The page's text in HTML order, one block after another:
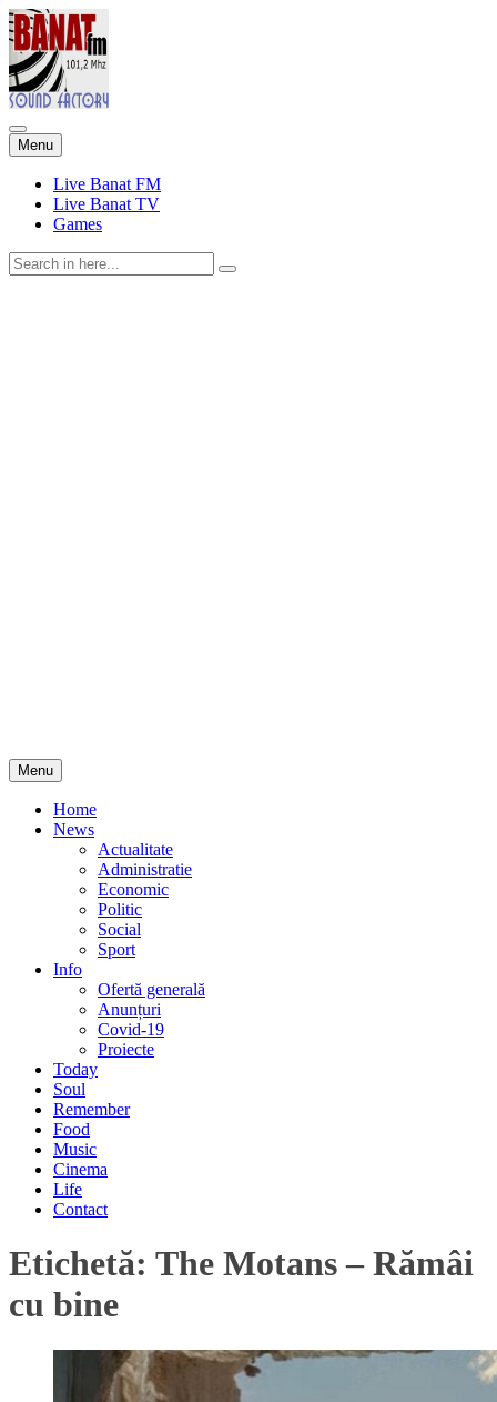
Menu Skip
to
content
Live Banat FM
Live Banat TV
Games
Search
for:
Menu Skip
to
content
Home
News
Actualitate
Administratie
Economic
Politic
Social
Sport
Info
Ofertă generală
Anunțuri
Covid-19
Proiecte
Today
Soul
Remember
Food
Music
Cinema
Life
Contact
Etichetă: The Motans – Rămâi
cu bine